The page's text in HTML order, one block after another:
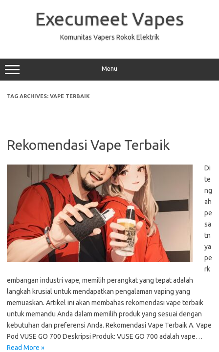
Execumeet Vapes
Komunitas Vapers Rokok Elektrik
Menu
TAG ARCHIVES: VAPE TERBAIK
Rekomendasi Vape Terbaik
Di
te
ng
ah
pe
sa
tn
ya
pe
rk
embangan industri vape, memilih perangkat yang tepat adalah
langkah krusial untuk mendapatkan pengalaman vaping yang
memuaskan. Artikel ini akan membahas rekomendasi vape terbaik
untuk memandu Anda dalam memilih produk yang sesuai dengan
kebutuhan dan preferensi Anda. Rekomendasi Vape Terbaik A. Vape
Pod VUSE GO 700 Deskripsi Produk: VUSE GO 700 adalah vape…
Read More »